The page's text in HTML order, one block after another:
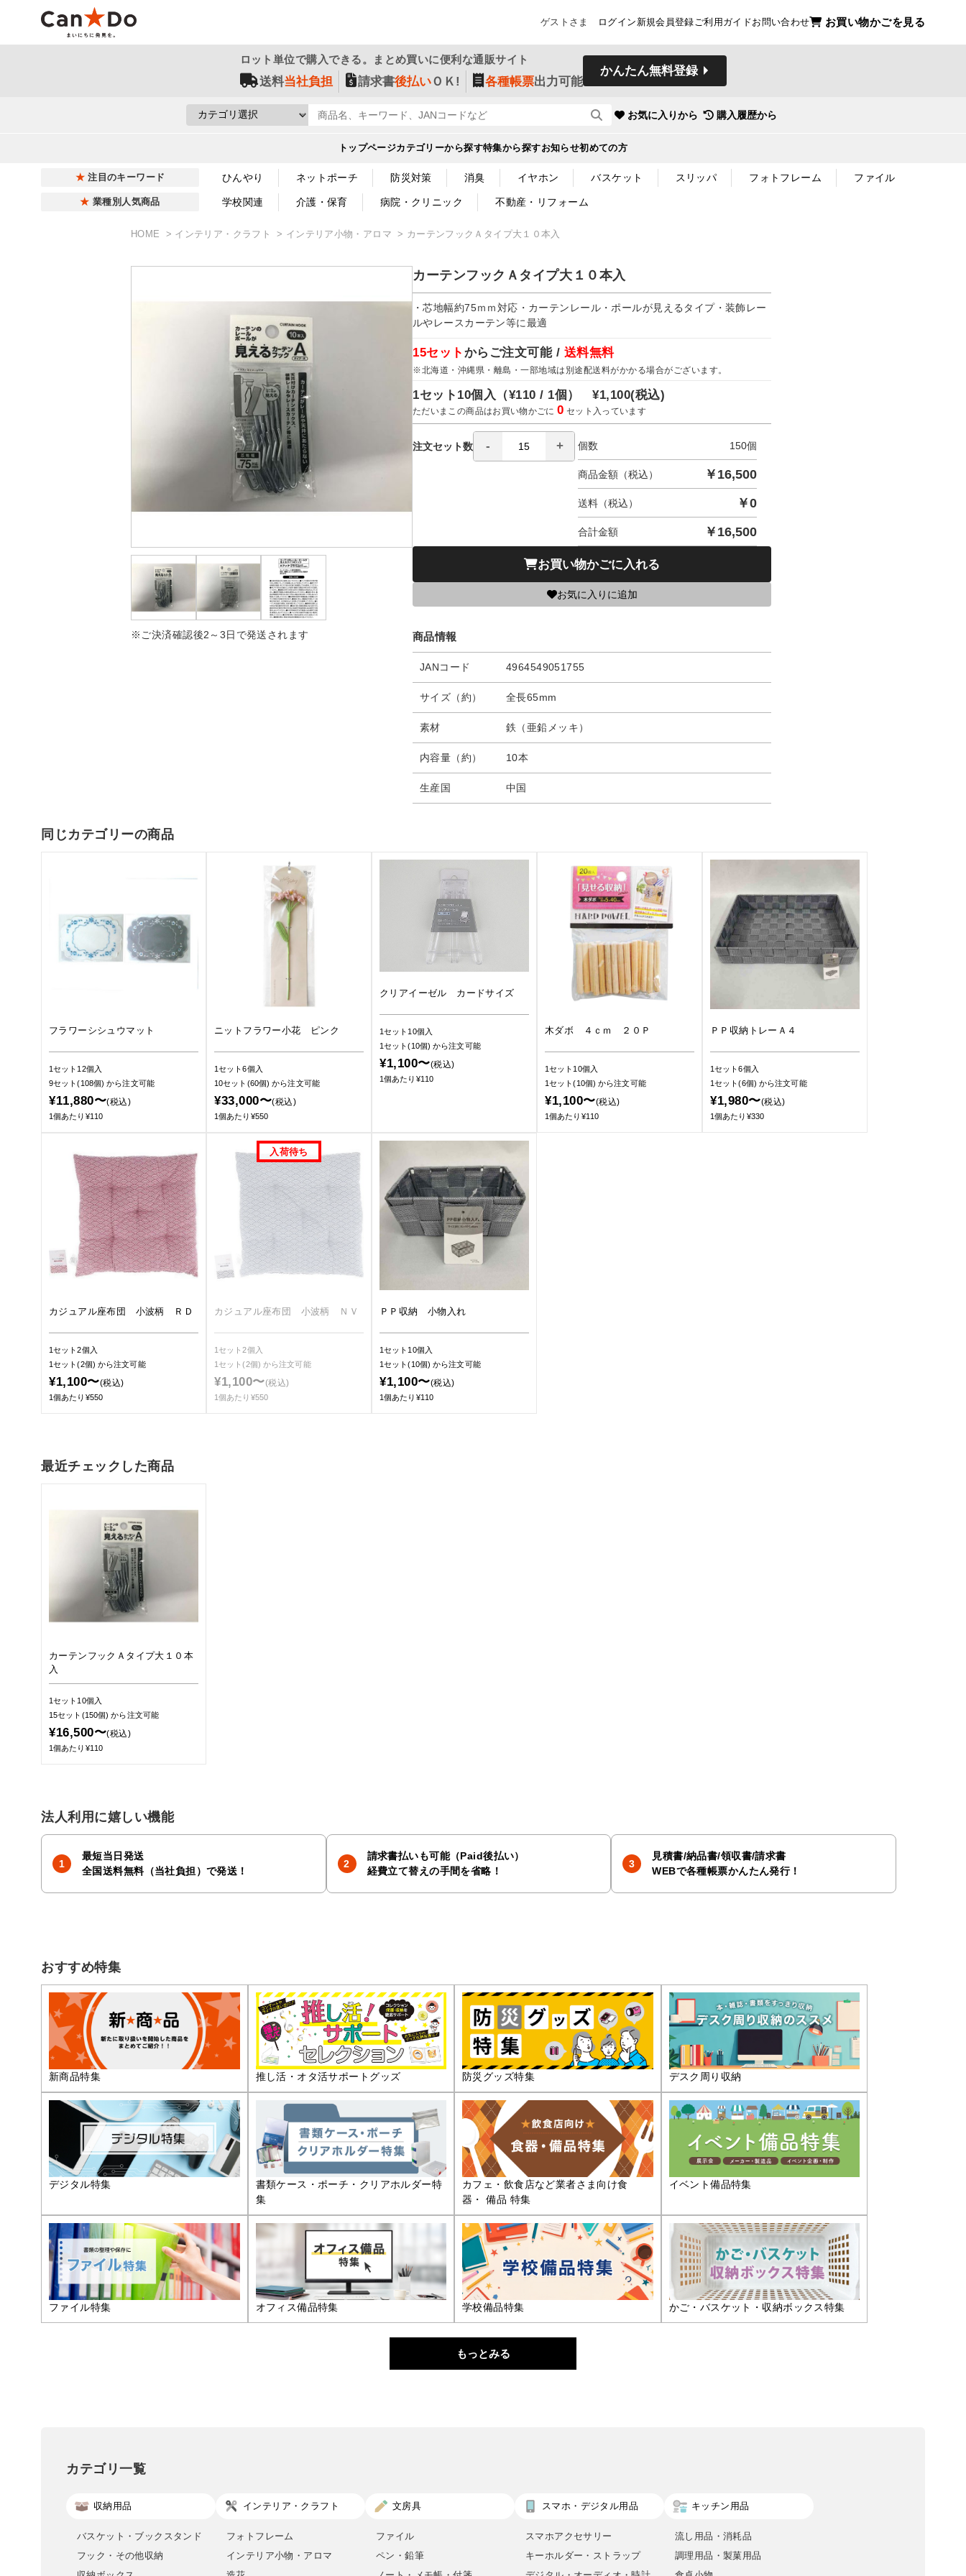
ゲストさま ログイン 新規会員登録ご利用ガイドお問い合わせ お買い物かごを見る
ロット単位で購入できる。まとめ買いに便利な通販サイト
送料当社負担 請求書後払いＯＫ! 各種帳票出力可能
かんたん無料登録
お気に入りから 購入履歴から
トップページカテゴリーから探す特集から探すお知らせ初めての方
注目のキーワード ひんやり ネットポーチ 防災対策 消臭 イヤホン バスケット スリッパ フォトフレーム ファイル
業種別人気商品 学校関連 介護・保育 病院・クリニック 不動産・リフォーム
HOME インテリア・クラフト インテリア小物・アロマ カーテンフックＡタイプ大１０本入
※ご決済確認後2～3日で発送されます
カーテンフックＡタイプ大１０本入
・芯地幅約75ｍｍ対応・カーテンレール・ポールが見えるタイプ・装飾レー
ルやレースカーテン等に最適
15セット からご注文可能 / 送料無料
※北海道・沖縄県・離島・一部地域は別途配送料がかかる場合がございます。
1セット10個入（¥110 / 1個）¥1,100(税込)
ただいまこの商品はお買い物かごに0 セット入っています
注文セット数 個数 150個
商品金額（税込） ￥ 16,500
送料（税込） ￥0
合計金額 ￥ 16,500
お買い物かごに入れる
お気に入りに追加
商品情報
JANコード 4964549051755
サイズ（約） 全長65mm
素材 鉄（亜鉛メッキ）
内容量（約） 10本
生産国 中国
同じカテゴリーの商品
フラワーシシュウマット
1セット12個入
9セット(108個)から注文可能
¥11,880〜(税込)
1個あたり¥110
ニットフラワー小花 ピンク
1セット6個入
10セット(60個)から注文可能
¥33,000〜(税込)
1個あたり¥550
クリアイーゼル カードサイズ
1セット10個入
1セット(10個)から注文可能
¥1,100〜(税込)
1個あたり¥110
木ダボ ４ｃｍ ２０Ｐ
1セット10個入
1セット(10個)から注文可能
¥1,100〜(税込)
1個あたり¥110
ＰＰ収納トレーＡ４
1セット6個入
1セット(6個) から注文可能
¥1,980〜(税込)
1個あたり¥330
カジュアル座布団 小波柄 ＲＤ
1セット2個入
1セット(2個) から注文可能
¥1,100〜(税込)
1個あたり¥550
カジュアル座布団 小波柄 ＮＶ
1セット2個入
1セット(2個) から注文可能
¥1,100〜(税込)
1個あたり¥550
ＰＰ収納 小物入れ
1セット10個入
1セット(10個)から注文可能
¥1,100〜(税込)
1個あたり¥110
最近チェックした商品
カーテンフックＡタイプ大１０本
入
1セット10個入
15セット(150個)から注文可能
¥16,500〜(税込)
1個あたり¥110
法人利用に嬉しい機能
最短当日発送
全国送料無料（当社負担）で発送！
請求書払いも可能（Paid後払い）
経費立て替えの手間を省略！
見積書/納品書/領収書/請求書
WEBで各種帳票かんたん発行！
おすすめ特集
新商品特集 推し活・オタ活サポートグッズ 防災グッズ特集 デスク周り収納
デジタル特集
書類ケース・ポーチ・クリアホルダー特
集
カフェ・飲食店など業者さま向け食
器・ 備品 特集
イベント備品特集
ファイル特集 オフィス備品特集 学校備品特集 かご・バスケット・収納ボックス特集
もっとみる
カテゴリ一覧
収納用品
バスケット・ブックスタンド
フック・その他収納
インテリア・クラフト
フォトフレーム
インテリア小物・アロマ
文房具
ファイル
ペン・鉛筆
スマホ・デジタル用品
スマホアクセサリー
キーホルダー・ストラップ
キッチン用品
流し用品・消耗品
調理用品・製菓用品